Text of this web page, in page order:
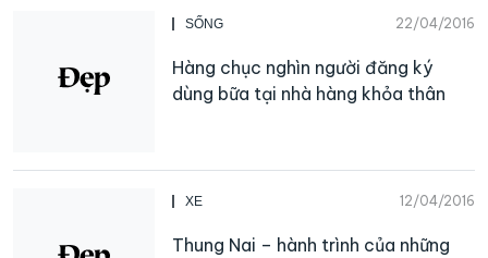
SỐNG 22/04/2016
Hàng chục nghìn người đăng ký
dùng bữa tại nhà hàng khỏa thân
XE 12/04/2016
Thung Nai – hành trình của những